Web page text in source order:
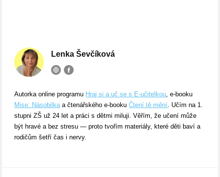
Lenka Ševčíková
Autorka online programu Hraj si a uč se s E-učitelkou , e-booku
Mise: Násobilka a čtenářského e-bookuČtení tě mění . Učím na 1.
stupni ZŠ už 24 let a práci s dětmi miluji. Věřím, že učení může
být hravé a bez stresu — proto tvořím materiály, které děti baví a
rodičům šetří čas i nervy.